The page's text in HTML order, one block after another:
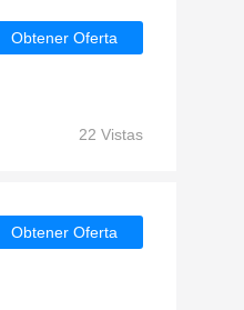
Obtener Oferta
22 Vistas
Obtener Oferta